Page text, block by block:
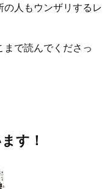
人もウンザリするレ
で読んでくださっ
す！